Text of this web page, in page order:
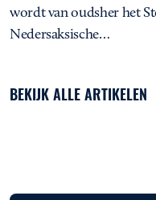
wordt van oudsher het
Nedersaksische…
BEKIJK ALLE ARTIKELEN